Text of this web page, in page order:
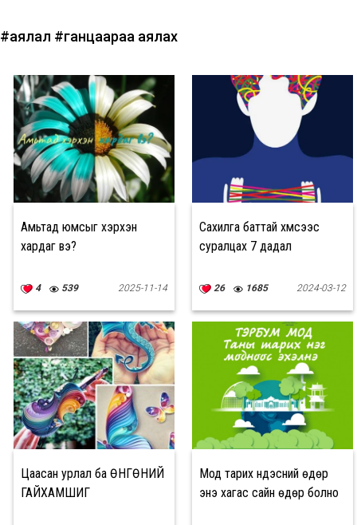
#аялал #ганцаараа аялах
Амьтад юмсыг хэрхэн
хардаг вэ?
4 539 2025-11-14
Сахилга баттай хүмүүсээс
суралцах 7 дадал
26 1685 2024-03-12
Цаасан урлал ба ӨНГӨНИЙ
ГАЙХАМШИГ
Мод тарих үндэсний өдөр
энэ хагас сайн өдөр болно